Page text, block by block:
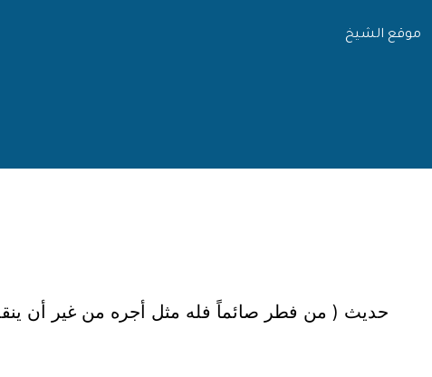
موقع الشيخ
حديث ( من فطر صائماً فله مثل أجره من غير أن